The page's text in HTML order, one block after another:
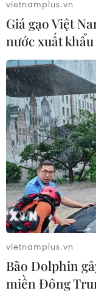
Dược Nam
Nẵng trên
15/06/2019 15:20
Chiều 15/6, tại
Hà Nam Định tiếp
sân nhà khi xuất
Nẵng với tỷ số 2-1.
vietnamplus.vn
Giá gạo Việt
nước xuất
vietnamplus.vn
Bão Dolphin
miền Đông